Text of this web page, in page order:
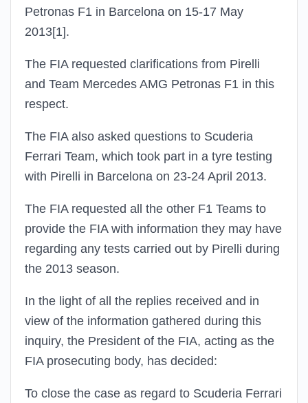
Petronas F1 in Barcelona on 15-17 May
2013[1].
The FIA requested clarifications from Pirelli
and Team Mercedes AMG Petronas F1 in this
respect.
The FIA also asked questions to Scuderia
Ferrari Team, which took part in a tyre testing
with Pirelli in Barcelona on 23-24 April 2013.
The FIA requested all the other F1 Teams to
provide the FIA with information they may have
regarding any tests carried out by Pirelli during
the 2013 season.
In the light of all the replies received and in
view of the information gathered during this
inquiry, the President of the FIA, acting as the
FIA prosecuting body, has decided:
To close the case as regard to Scuderia Ferrari